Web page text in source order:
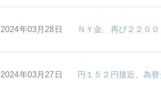
2024年03月28日 ＮＹ金、再び２２０
2024年03月27日 円１５２円接近、為